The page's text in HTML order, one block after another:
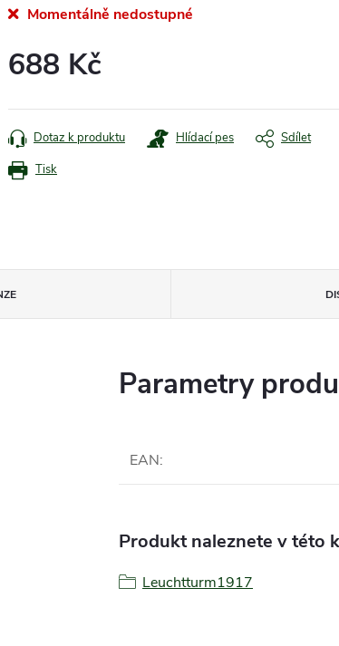
Momentálně nedostupné
688 Kč
cena:
Tisk
Dotaz k produktu Hlídací pes Sdílet
Parametry
EAN:
Produkt naleznete v této
Leuchtturm1917